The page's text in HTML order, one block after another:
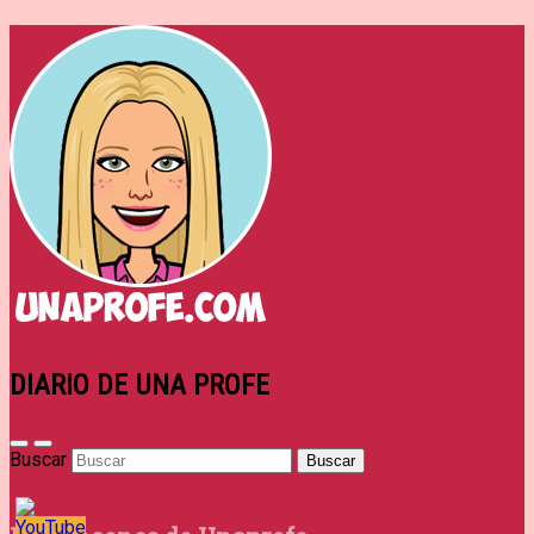
DIARIO DE UNA PROFE
Buscar